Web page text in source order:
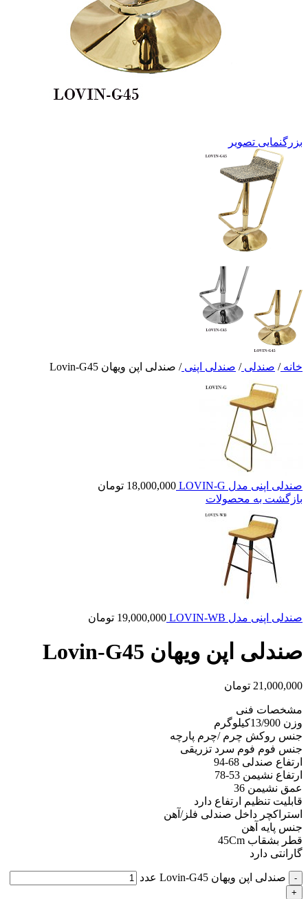
بزرگنمایی تصویر
خانه/ صندلی/ صندلی اپنی/ صندلی اپن ویهان Lovin-G45
صندلی اپنی مدل LOVIN-G 18,000,000 تومان
بازگشت به محصولات
صندلی اپنی مدل LOVIN-WB 19,000,000 تومان
صندلی اپن ویهان Lovin-G45
21,000,000 تومان
مشخصات فنی
وزن 13/900کیلوگرم
جنس روکش چرم /چرم پارچه
جنس فوم فوم سرد تزریقی
ارتفاع صندلی 68-94
ارتفاع نشیمن 53-78
عمق نشیمن 36
قابلیت تنظیم ارتفاع دارد
استراکچر داخل صندلی فلز/آهن
جنس پایه آهن
قطر بشقاب 45Cm
گارانتی دارد
- صندلی اپن ویهان Lovin-G45 عدد
+